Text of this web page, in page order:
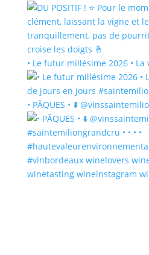
• Le futur millésime 2026 •
• PÂQUES • ⬇️